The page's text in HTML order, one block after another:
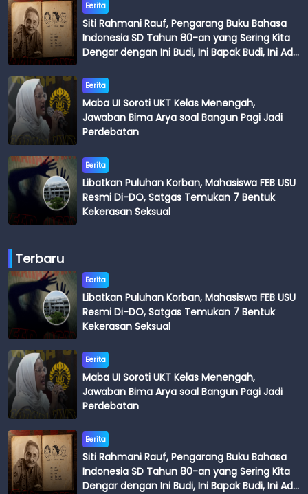
Berita
Siti Rahmani Rauf, Pengarang Buku Bahasa
Indonesia SD Tahun 80-an yang Sering Kita
Dengar dengan Ini Budi, Ini Bapak Budi, Ini Adik
Berita
Maba UI Soroti UKT Kelas Menengah,
Jawaban Bima Arya soal Bangun Pagi Jadi
Perdebatan
Berita
Libatkan Puluhan Korban, Mahasiswa FEB USU
Resmi Di-DO, Satgas Temukan 7 Bentuk
Kekerasan Seksual
Terbaru
Berita
Libatkan Puluhan Korban, Mahasiswa FEB USU
Resmi Di-DO, Satgas Temukan 7 Bentuk
Kekerasan Seksual
Berita
Maba UI Soroti UKT Kelas Menengah,
Jawaban Bima Arya soal Bangun Pagi Jadi
Perdebatan
Berita
Siti Rahmani Rauf, Pengarang Buku Bahasa
Indonesia SD Tahun 80-an yang Sering Kita
Dengar dengan Ini Budi, Ini Bapak Budi, Ini Adik